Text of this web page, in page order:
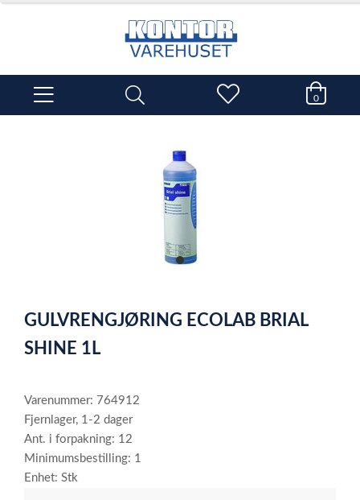
0
item
of
1
GULVRENGJØRING ECOLAB BRIAL
SHINE 1L
Varenummer: 764912
Fjernlager, 1-2 dager
Ant. i forpakning: 12
Minimumsbestilling: 1
Enhet: Stk